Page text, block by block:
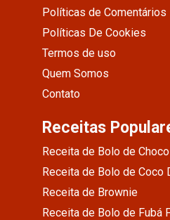
Políticas de Comentários
Políticas De Cookies
Termos de uso
Quem Somos
Contato
Receitas
Receita de Bolo de
Receita de Bolo de Coco
Receita de Brownie
Receita de Bolo de Fubá